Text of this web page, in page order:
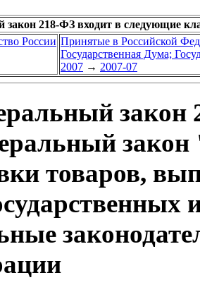
закон 218-ФЗ входит в следующие
России Принятые в Российской
Государственная Дума;
2007 → 2007-07
закон
закон
товаров,